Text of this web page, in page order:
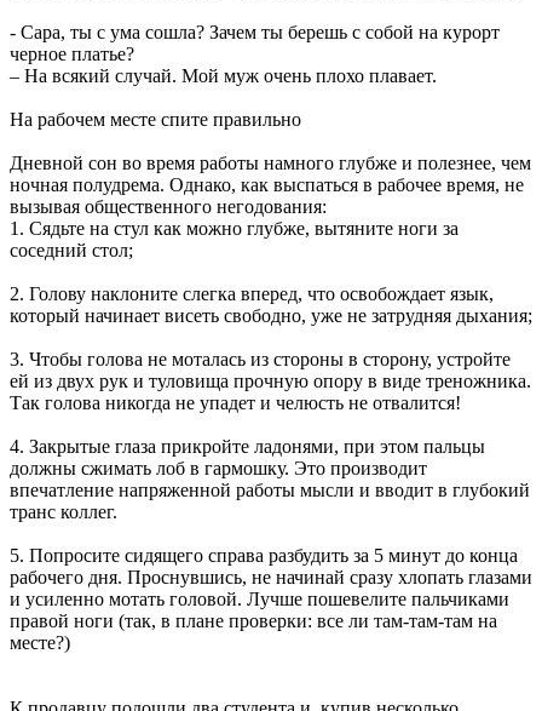
- Сара, ты с ума сошла? Зачем ты берешь с собой на курорт
черное платье?
– На всякий случай. Мой муж очень плохо плавает.
На рабочем месте спите правильно
Дневной сон во время работы намного глубже и полезнее, чем
ночная полудрема. Однако, как выспаться в рабочее время, не
вызывая общественного негодования:
1. Сядьте на стул как можно глубже, вытяните ноги за
соседний стол;
2. Голову наклоните слегка вперед, что освобождает язык,
который начинает висеть свободно, уже не затрудняя дыхания;
3. Чтобы голова не моталась из стороны в сторону, устройте
ей из двух рук и туловища прочную опору в виде треножника.
Так голова никогда не упадет и челюсть не отвалится!
4. Закрытые глаза прикройте ладонями, при этом пальцы
должны сжимать лоб в гармошку. Это производит
впечатление напряженной работы мысли и вводит в глубокий
транс коллег.
5. Попросите сидящего справа разбудить за 5 минут до конца
рабочего дня. Проснувшись, не начинай сразу хлопать глазами
и усиленно мотать головой. Лучше пошевелите пальчиками
правой ноги (так, в плане проверки: все ли там-там-там на
месте?)